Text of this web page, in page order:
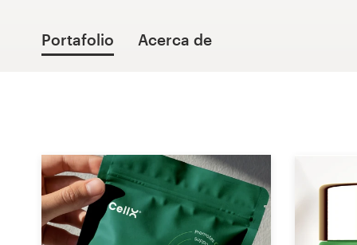
Portafolio Acerca de
diseño
Encontrar un diseñador
Descubra la inspiración
99designs Studio